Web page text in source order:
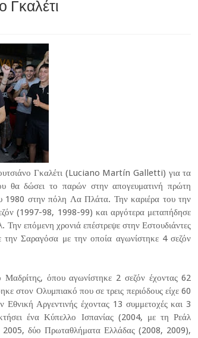
Γκαλέτι (Luciano Martín Galletti) για τα
θα δώσει το παρών στην απογευματινή πρώτη
1980 στην πόλη Λα Πλάτα. Την καριέρα του την
(1997-98, 1998-99) και αργότερα μεταπήδησε
επόμενη χρονιά επέστρεψε στην Εστουδιάντες
Σαραγόσα με την οποία αγωνίστηκε 4 σεζόν
όπου αγωνίστηκε 2 σεζόν έχοντας 62
στον Ολυμπιακό που σε τρεις περιόδους είχε 60
Εθνική Αργεντινής έχοντας 13 συμμετοχές και 3
ένα Κύπελλο Ισπανίας (2004, με τη Ρεάλ
δύο Πρωταθλήματα Ελλάδας (2008, 2009),